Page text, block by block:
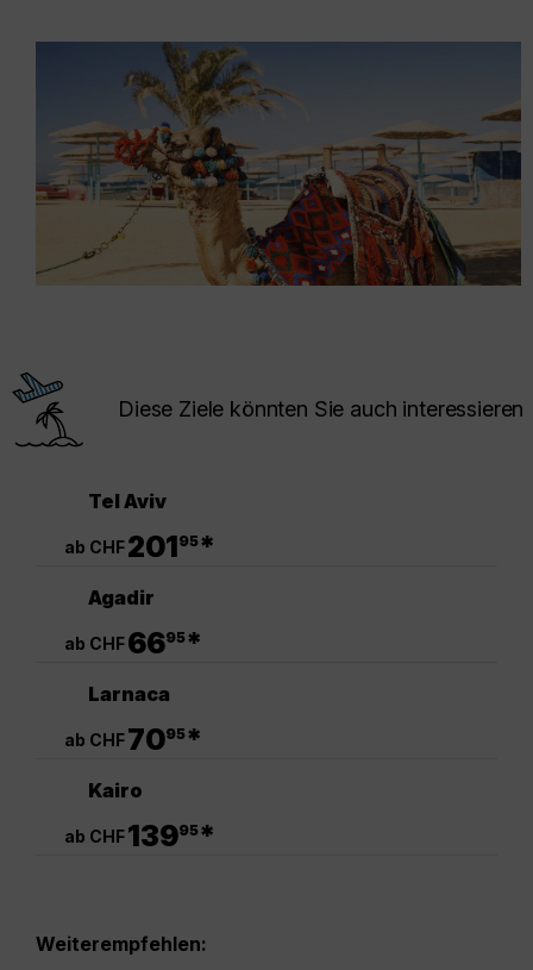
Diese Ziele könnten Sie auch interessieren
Tel Aviv
ab CHF20195*
Agadir
ab CHF6695*
Larnaca
ab CHF7095*
Kairo
ab CHF13995*
Weiterempfehlen: